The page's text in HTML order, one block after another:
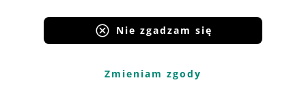
Nie zgadzam się
Zmieniam zgody
wyślesz przesyłki z zamówieniami, które mają status
płatności zakończona.
Kiedy dostaniesz zwroty opłat za